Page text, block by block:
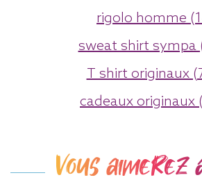
rigolo homme
sweat shirt sympa
T shirt originaux
cadeaux originaux
Vous aimerez